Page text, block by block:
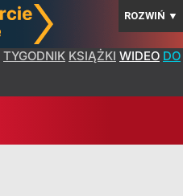
ROZWIŃ ▼
TYGODNIK KSIĄŻKI WIDEO DO